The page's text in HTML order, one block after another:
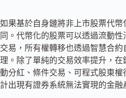
如果基於自身鏈將非上市股票代幣
同。代幣化的股票可以透過流動
交易，所有權轉移也透過智慧合約
理。除了單純的交易效率提升，在
動分紅、條件交易、可程式股東權
計出現有證券系統無法實現的金融